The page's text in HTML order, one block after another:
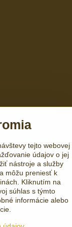
tejto webovej
údajov o jej
nástroje a služby
môžu preniesť k
Kliknutím na
súhlas s týmto
informácie alebo